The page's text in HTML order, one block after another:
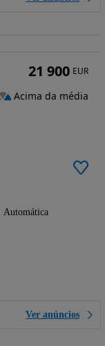
Automática
Ver anúncios
21 900 EUR
Acima da média